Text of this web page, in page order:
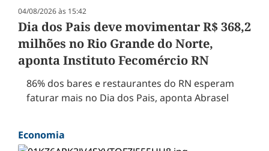
04/08/2026 às 15:42
Dia dos Pais deve movimentar R$ 368,2
milhões no Rio Grande do Norte,
aponta Instituto Fecomércio RN
86% dos bares e restaurantes do RN esperam
faturar mais no Dia dos Pais, aponta Abrasel
Economia